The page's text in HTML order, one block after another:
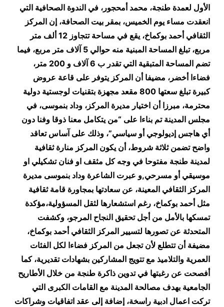
الأول لعمدة طنجة، محمد أمحجور، في الندوة الصحافية التي
انعقدت مساء يوم الخميس، بمقر بيت الصحافة، إن المركز
الثقافي أحمد بوكماخ، يقع في مساحة تتجاوز 12 ألف متر
مربع، تبلغ المساحة المبنية منه حوالي 5 آلاف متر مربع، فيما
تضم المساحة المتبقية التي تقدر ب 6 آلاف و 200 متر،
فضاءا أخضر، مضيفا أن المركز يتوفر على قاعة عروض
كبيرة تبلغ سعتها 800 مقعد مجهزة بتقنيات لوجستية دولية
محترمة، مبرزا أن اختيار مديرة المركز، وداد بنموسى، في
مجلس المدينة تم بناءا على “من يتكامل معنا ذوقا وفنا دون
أي هاجس إديولوجي أو سياسي”، وذلك على آساس تعاقد
واضح تضمن ثلاثة شروط، أن يكون المركز منارة ثقافية
لمدينة طنجة مفتوحا في وجه كل مثقف او فنان تشكيلي او
موسيقي أو مسرحي,و عبرت الشاعرة وداد بنموسى مديرة
المركز الثقافي المعينة، عن سعادتها بمجاورة قامة ثقافية
مثل أحمد بوكماخ، رغم استشعارها لثقل المسؤولية،مؤكدة
تمسكها بالأمل من أجل تحقيق النجاح المرجو، وكشفت
المتحدثة عن تصورها لتسيير المركز الثقافي أحمد بوكماخ،
مضيفة أن تتطلع لأن تجعل من المركز فضاءا لكل الفئات
العمرية والتلاميذ مع تتويج المشاركين بشهادات تقديرية، كما
أفصحت عن رغبتها في تدوين ذاكرة طنجة من خلال الأطاريح
الجامعية بهدف مصالحة المدينة مع القامات الكبرى التي
تركت اعمال ادبية راسخة، إضافة إلى عقد اتفاقيات وشراكات